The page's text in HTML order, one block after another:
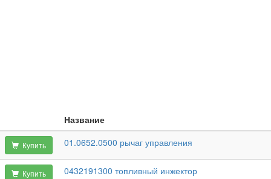
Название
Купить 01.0652.0500 рычаг управления
Купить 0432191300 топливный инжектор